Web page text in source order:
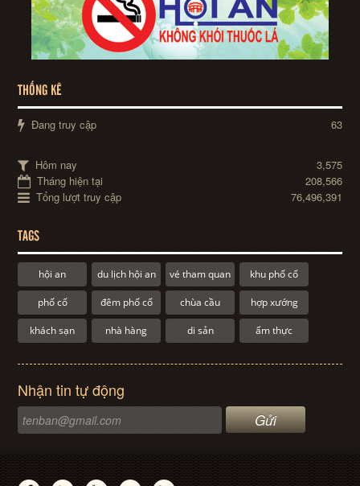
THỐNG KÊ
Đang truy cập 63
Hôm nay
3,575
Tháng hiện tại
208,566
Tổng lượt truy cập
76,496,391
TAGS
hội an du lịch hội an vé tham quan khu phố cổ
phố cổ đêm phố cổ chùa cầu hợp xướng
khách sạn nhà hàng di sản ẩm thực
Nhận tin tự động